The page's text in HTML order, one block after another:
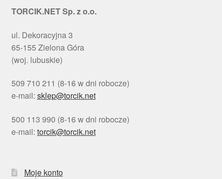
TORCIK.NET Sp. z o.o.
ul. Dekoracyjna 3
65-155 Zielona Góra
(woj. lubuskie)
509 710 211 (8-16 w dni robocze)
e-mail: sklep@torcik.net
500 113 990 (8-16 w dni robocze)
e-mail: torcik@torcik.net
Moje konto